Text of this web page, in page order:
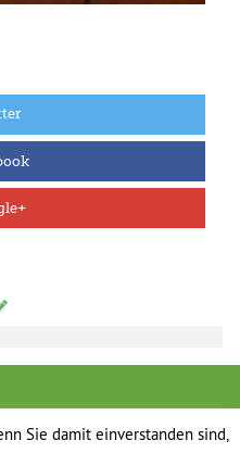
Sie damit einverstanden sind,